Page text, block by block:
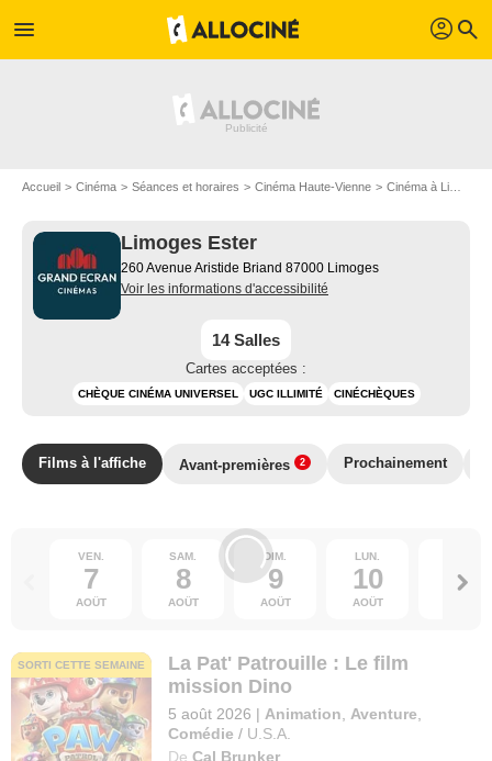
menu profil search
Accueil Cinéma Séances et horaires Cinéma Haute-Vienne Cinéma à Limoges
Limoges Ester
260 Avenue Aristide Briand 87000 Limoges
Voir les informations d'accessibilité
14 Salles
Cartes acceptées :
CHÈQUE CINÉMA UNIVERSEL UGC ILLIMITÉ CINÉCHÈQUES
Films à l'affiche Avant-premières 2 Prochainement
VEN.
7
AOÛT
SAM.
8
AOÛT
DIM.
9
AOÛT
LUN.
10
AOÛT
11
SORTI CETTE SEMAINE
La Pat' Patrouille : Le film
mission Dino
5 août 2026 | Animation Aventure
Comédie / U.S.A.
De Cal Brunker